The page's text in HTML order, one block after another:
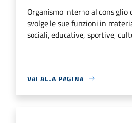
Organismo interno al consiglio
svolge le sue funzioni in
sociali, educative, sportive,
VAI ALLA PAGINA